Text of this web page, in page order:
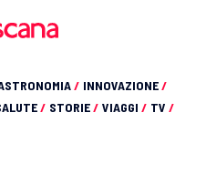
/ INNOVAZIONE/
/ STORIE/ VIAGGI / TV /